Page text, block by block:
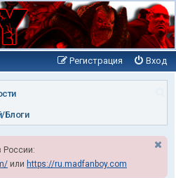
Вход
Регистрация
Блоги
России:
или https://ru.madfanboy.com